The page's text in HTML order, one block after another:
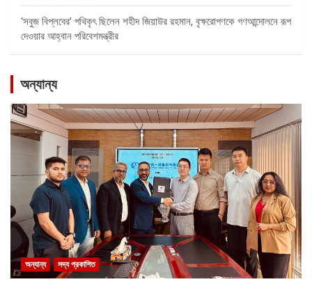
‘সবুজ বিপ্লবের’ পথিকৃৎ ছিলেন শহীদ জিয়াউর রহমান, বৃক্ষরোপণকে গণআন্দোলনে রূপ
দেওয়ার আহ্বান পরিবেশমন্ত্রীর
অন্যান্য
অন্যান্য সদ্য প্রকাশিত